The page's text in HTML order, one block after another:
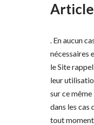
Article
. En aucun
nécessaires
le Site
leur
sur ce
dans les cas
tout moment